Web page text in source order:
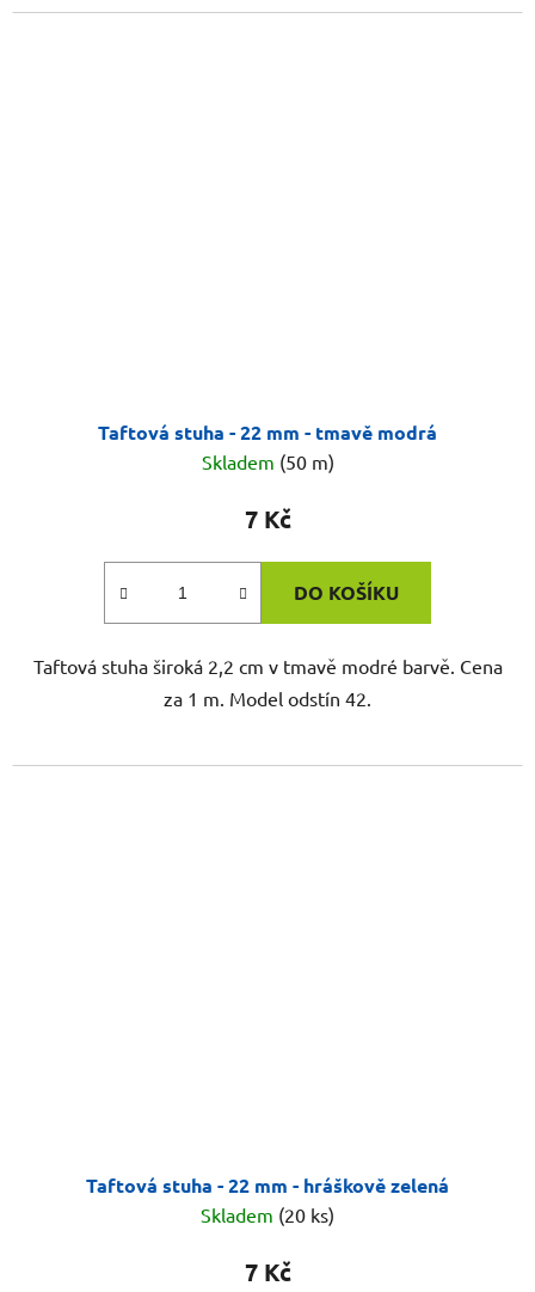
Taftová stuha - 22 mm - tmavě modrá
Skladem (50 m)
7 Kč
DO KOŠÍKU
Taftová stuha široká 2,2 cm v tmavě modré barvě. Cena
za 1 m. Model odstín 42.
Taftová stuha - 22 mm - hráškově zelená
Skladem (20 ks)
7 Kč